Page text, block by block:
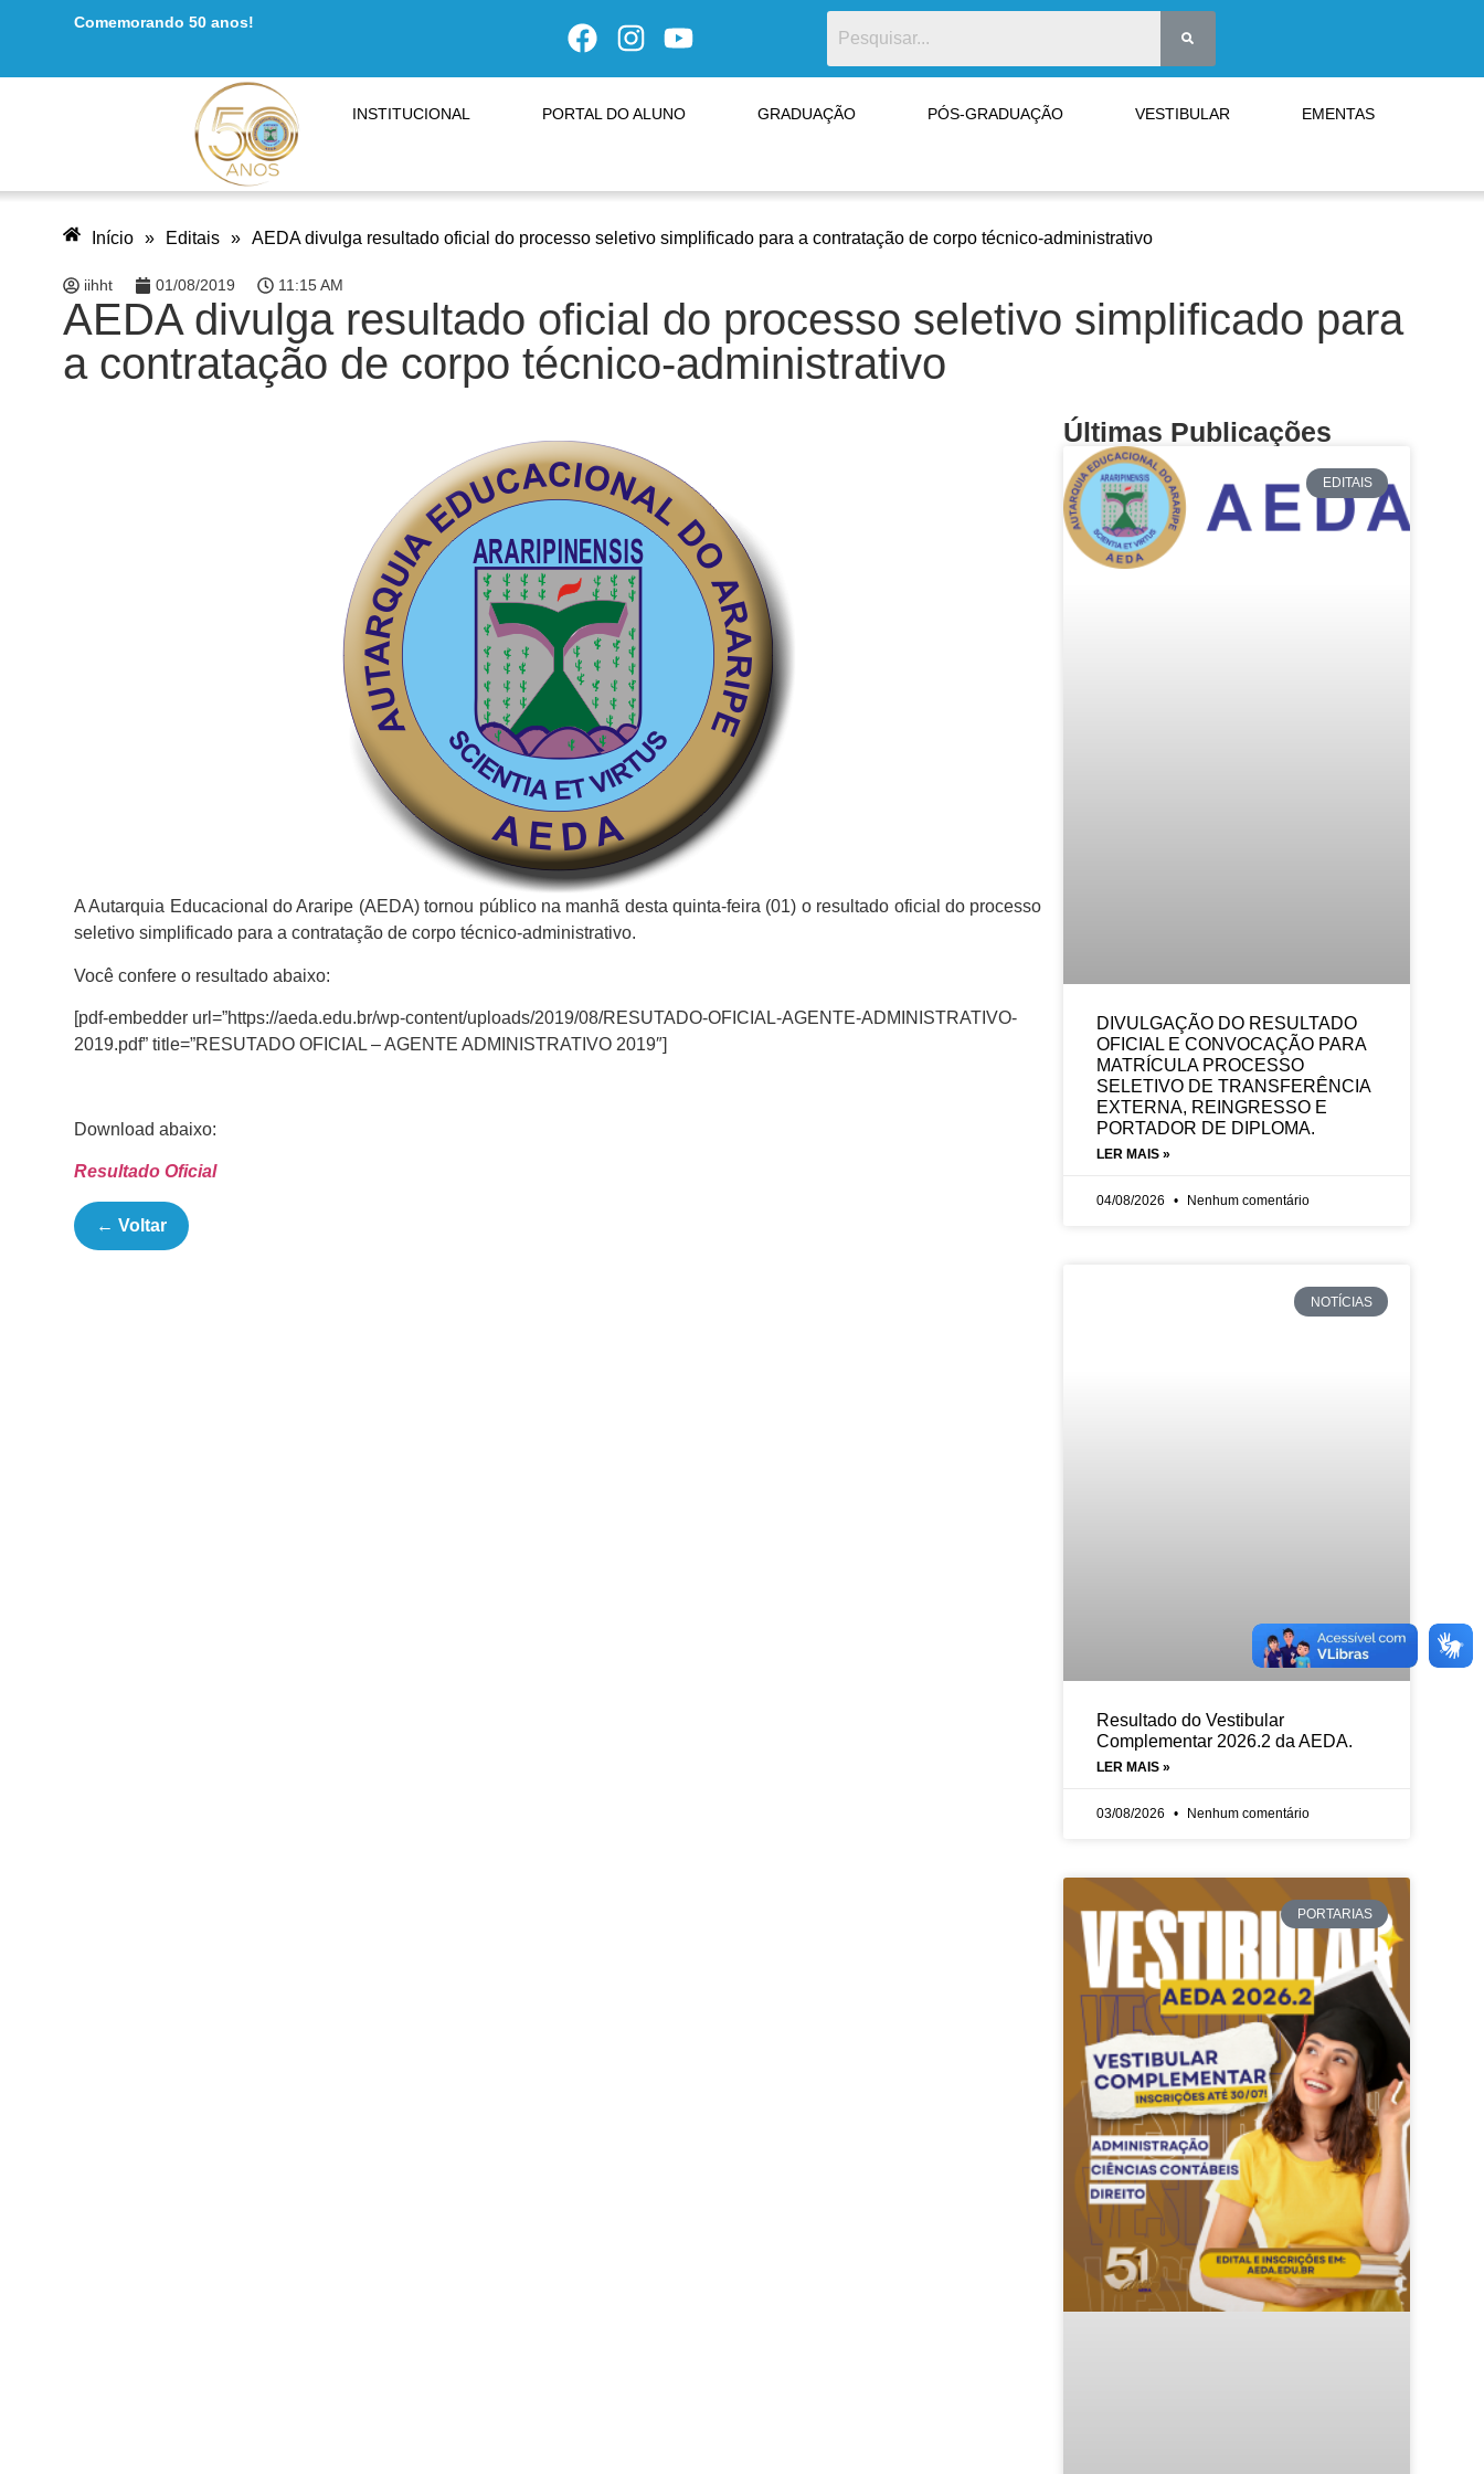
Comemorando 50 anos!
INSTITUCIONAL PORTAL DO ALUNO GRADUAÇÃO PÓS-GRADUAÇÃO VESTIBULAR EMENTAS
Início » Editais » AEDA divulga resultado oficial do processo seletivo simplificado para a contratação de corpo técnico-administrativo
iihht 01/08/2019 11:15 AM
AEDA divulga resultado oficial do processo seletivo simplificado para
a contratação de corpo técnico-administrativo
A Autarquia Educacional do Araripe (AEDA) tornou público na manhã desta quinta-feira (01) o resultado oficial do processo
seletivo simplificado para a contratação de corpo técnico-administrativo.
Você confere o resultado abaixo:
[pdf-embedder url=”https://aeda.edu.br/wp-content/uploads/2019/08/RESUTADO-OFICIAL-AGENTE-ADMINISTRATIVO-
2019.pdf” title=”RESUTADO OFICIAL – AGENTE ADMINISTRATIVO 2019″]
Download abaixo:
Resultado Oficial
← Voltar
Últimas Publicações
EDITAIS
DIVULGAÇÃO DO RESULTADO
OFICIAL E CONVOCAÇÃO PARA
MATRÍCULA PROCESSO
SELETIVO DE TRANSFERÊNCIA
EXTERNA, REINGRESSO E
PORTADOR DE DIPLOMA.
LER MAIS »
04/08/2026 Nenhum comentário
NOTÍCIAS
Resultado do Vestibular
Complementar 2026.2 da AEDA.
LER MAIS »
03/08/2026 Nenhum comentário
PORTARIAS